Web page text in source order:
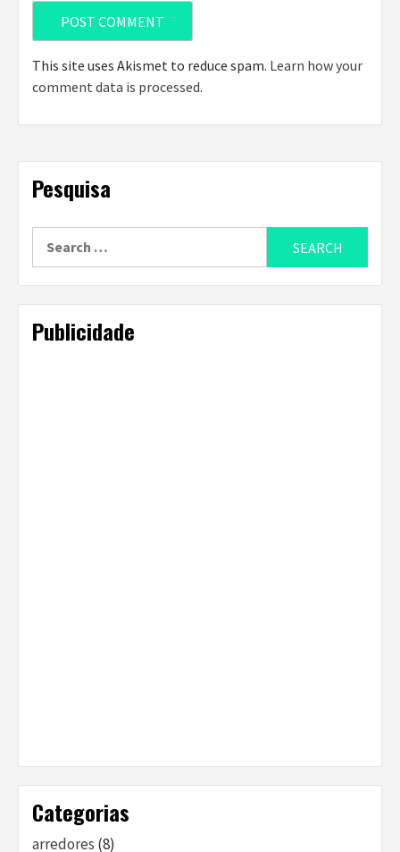
This site uses Akismet to reduce spam. Learn how your
comment data is processed.
Pesquisa
Publicidade
Categorias
arredores (8)